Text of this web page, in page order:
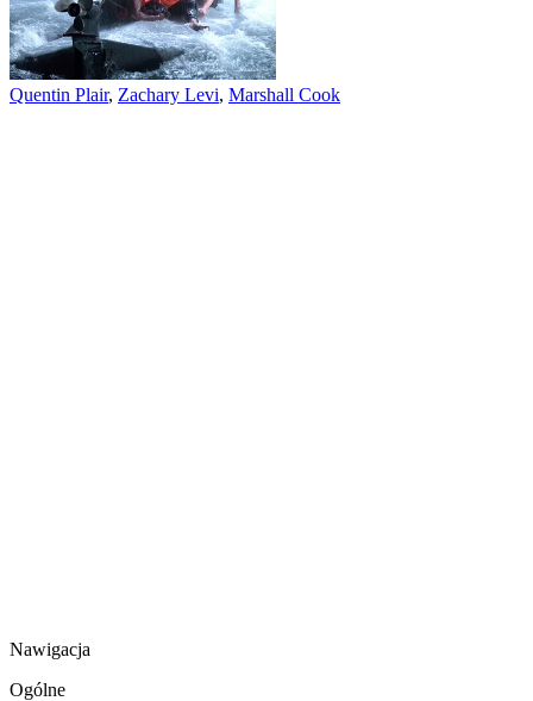
Quentin Plair, Zachary Levi, Marshall Cook
Nawigacja
Ogólne